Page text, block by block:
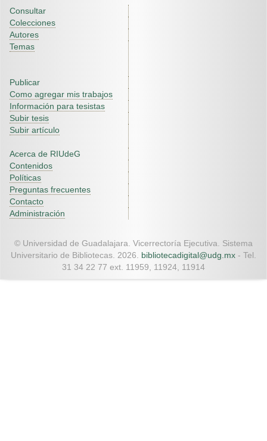
Consultar
Colecciones
Autores
Temas
Publicar
Como agregar mis trabajos
Información para tesistas
Subir tesis
Subir artículo
Acerca de RIUdeG
Contenidos
Políticas
Preguntas frecuentes
Contacto
Administración
© Universidad de Guadalajara. Vicerrectoría Ejecutiva. Sistema
Universitario de Bibliotecas. 2026. bibliotecadigital@udg.mx - Tel.
31 34 22 77 ext. 11959, 11924, 11914